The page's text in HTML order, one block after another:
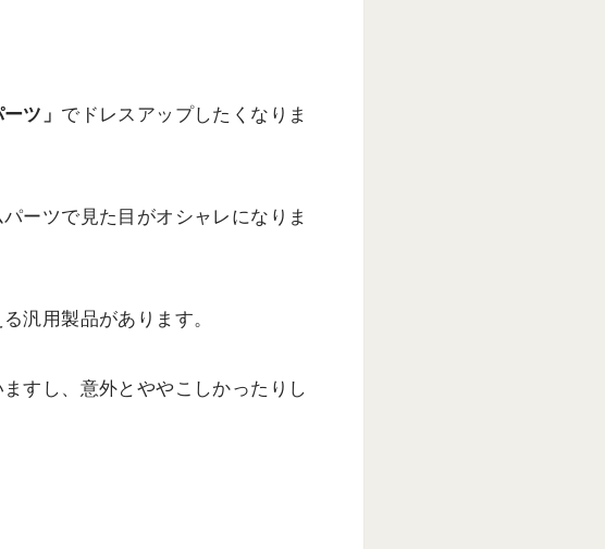
ツ」 でドレスアップしたくなりま
ーツで見た目がオシャレになりま
汎用製品があります。
すし、意外とややこしかったりし